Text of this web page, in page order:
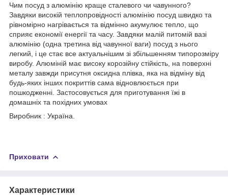
Чим посуд з алюмінію краще сталевого чи чавунного?
Завдяки високій теплопровідності алюмінію посуд швидко та
рівномірно нагрівається та відмінно акумулює тепло, що
сприяє економії енергії та часу. Завдяки малій питомій вазі
алюмінію (одна третина від чавунної ваги) посуд з нього
легкий, і це стає все актуальнішим зі збільшенням типорозміру
виробу. Алюміній має високу корозійну стійкість, на поверхні
металу завжди присутня оксидна плівка, яка на відміну від
будь-яких інших покриттів сама відновлюється при
пошкодженні. Застосовується для приготування їжі в
домашніх та похідних умовах
Виробник : Україна.
Приховати
Характеристики